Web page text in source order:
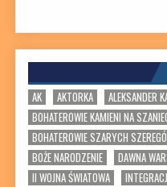
AK AKTORKA
ALEKSANDER
BOHATEROWIE KAMIENI NA
BOHATEROWIE SZARYCH
BOŻE NARODZENIE
DAWNA
II WOJNA ŚWIATOWA